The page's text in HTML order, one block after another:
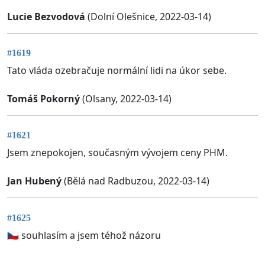
Lucie Bezvodová (Dolní Olešnice, 2022-03-14)
#1619
Tato vláda ozebračuje normální lidi na úkor sebe.
Tomáš Pokorný(Olsany, 2022-03-14)
#1621
Jsem znepokojen, současným vývojem ceny PHM.
Jan Hubený(Bělá nad Radbuzou, 2022-03-14)
#1625
🇨🇿 souhlasím a jsem téhož názoru